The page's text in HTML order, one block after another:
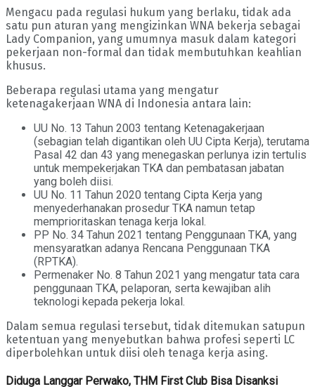
Mengacu pada regulasi hukum yang berlaku, tidak ada
satu pun aturan yang mengizinkan WNA bekerja sebagai
Lady Companion, yang umumnya masuk dalam kategori
pekerjaan non-formal dan tidak membutuhkan keahlian
khusus.
Beberapa regulasi utama yang mengatur
ketenagakerjaan WNA di Indonesia antara lain:
UU No. 13 Tahun 2003 tentang Ketenagakerjaan
(sebagian telah digantikan oleh UU Cipta Kerja), terutama
Pasal 42 dan 43 yang menegaskan perlunya izin tertulis
untuk mempekerjakan TKA dan pembatasan jabatan
yang boleh diisi.
UU No. 11 Tahun 2020 tentang Cipta Kerja yang
menyederhanakan prosedur TKA namun tetap
memprioritaskan tenaga kerja lokal.
PP No. 34 Tahun 2021 tentang Penggunaan TKA, yang
mensyaratkan adanya Rencana Penggunaan TKA
(RPTKA).
Permenaker No. 8 Tahun 2021 yang mengatur tata cara
penggunaan TKA, pelaporan, serta kewajiban alih
teknologi kepada pekerja lokal.
Dalam semua regulasi tersebut, tidak ditemukan satupun
ketentuan yang menyebutkan bahwa profesi seperti LC
diperbolehkan untuk diisi oleh tenaga kerja asing.
Diduga Langgar Perwako, THM First Club Bisa Disanksi